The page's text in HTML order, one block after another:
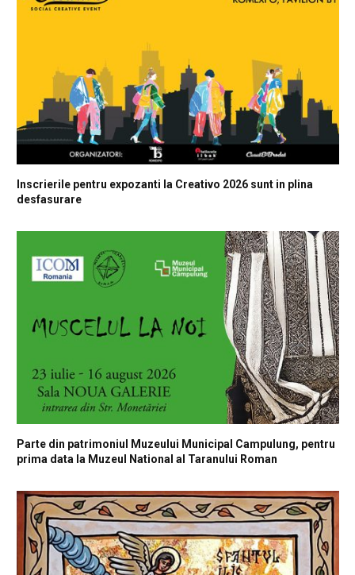
Inscrierile pentru expozanti la Creativo 2026 sunt in plina
desfasurare
Parte din patrimoniul Muzeului Municipal Campulung, pentru
prima data la Muzeul National al Taranului Roman